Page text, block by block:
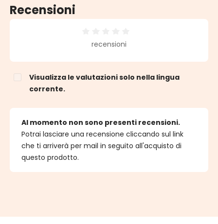
Recensioni
Valutazione media di 0 su 5 stelle
recensioni
Visualizza le valutazioni solo nella lingua
corrente.
Al momento non sono presenti recensioni.
Potrai lasciare una recensione cliccando sul link
che ti arriverà per mail in seguito all'acquisto di
questo prodotto.